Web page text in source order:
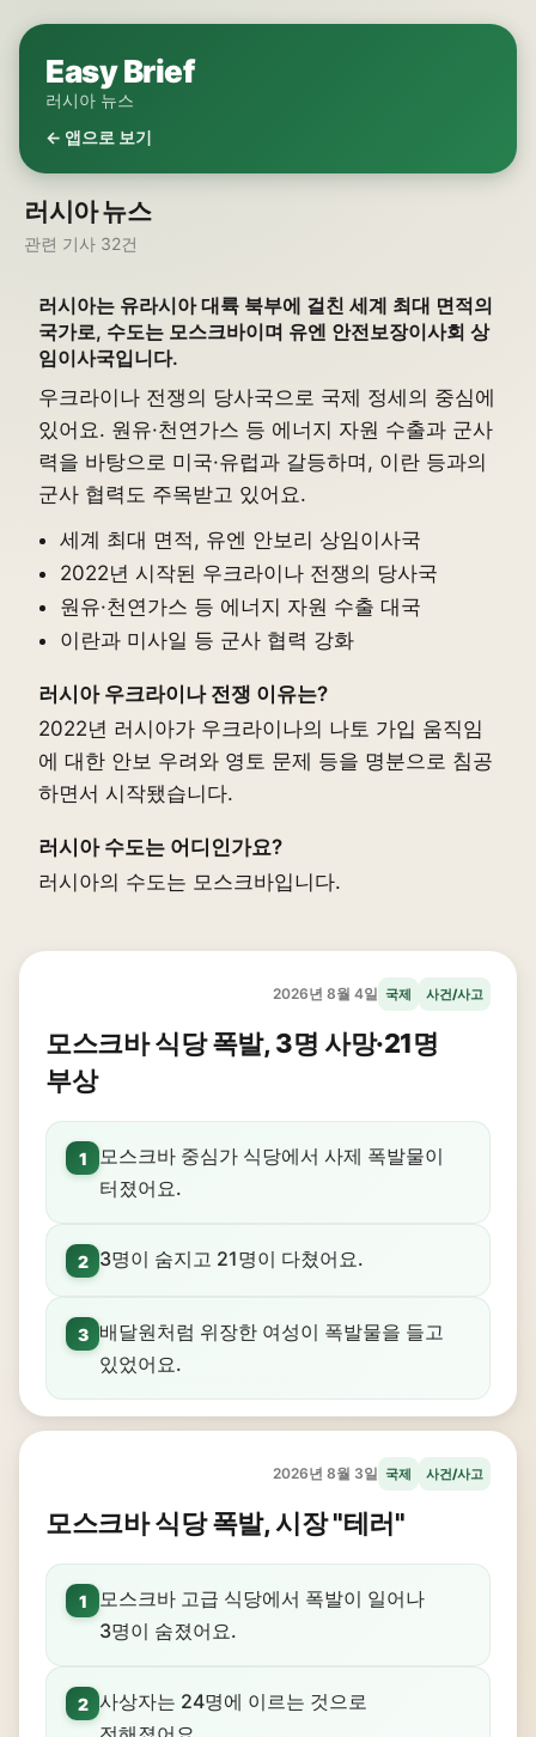
Easy Brief
러시아 뉴스
← 앱으로 보기
러시아 뉴스
관련 기사 32건
러시아는 유라시아 대륙 북부에 걸친 세계 최대 면적의
국가로, 수도는 모스크바이며 유엔 안전보장이사회 상
임이사국입니다.
우크라이나 전쟁의 당사국으로 국제 정세의 중심에
있어요. 원유·천연가스 등 에너지 자원 수출과 군사
력을 바탕으로 미국·유럽과 갈등하며, 이란 등과의
군사 협력도 주목받고 있어요.
세계 최대 면적, 유엔 안보리 상임이사국
2022년 시작된 우크라이나 전쟁의 당사국
원유·천연가스 등 에너지 자원 수출 대국
이란과 미사일 등 군사 협력 강화
러시아 우크라이나 전쟁 이유는?
2022년 러시아가 우크라이나의 나토 가입 움직임
에 대한 안보 우려와 영토 문제 등을 명분으로 침공
하면서 시작됐습니다.
러시아 수도는 어디인가요?
러시아의 수도는 모스크바입니다.
2026년 8월 4일 국제 사건/사고
모스크바 식당 폭발, 3명 사망·21명
부상
1
모스크바 중심가 식당에서 사제 폭발물이
터졌어요.
2 3명이 숨지고 21명이 다쳤어요.
3
배달원처럼 위장한 여성이 폭발물을 들고
있었어요.
2026년 8월 3일 국제 사건/사고
모스크바 식당 폭발, 시장 "테러"
1
모스크바 고급 식당에서 폭발이 일어나
3명이 숨졌어요.
2 사상자는 24명에 이르는 것으로